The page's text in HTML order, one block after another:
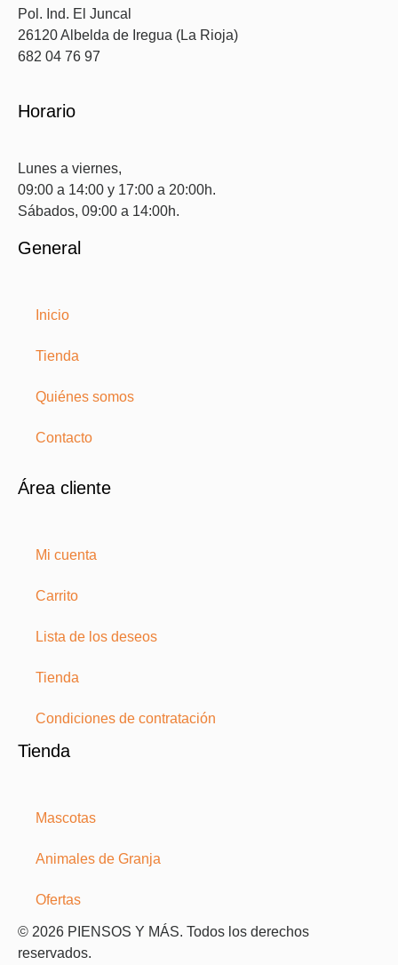
Pol. Ind. El Juncal
26120 Albelda de Iregua (La Rioja)
682 04 76 97
Horario
Lunes a viernes,
09:00 a 14:00 y 17:00 a 20:00h.
Sábados, 09:00 a 14:00h.
General
Inicio
Tienda
Quiénes somos
Contacto
Área cliente
Mi cuenta
Carrito
Lista de los deseos
Tienda
Condiciones de contratación
Tienda
Mascotas
Animales de Granja
Ofertas
© 2026 PIENSOS Y MÁS. Todos los derechos
reservados.